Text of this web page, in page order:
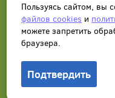
Пользуясь сайтом, вы
файлов cookies и
можете запретить
браузера.
Подтвердить